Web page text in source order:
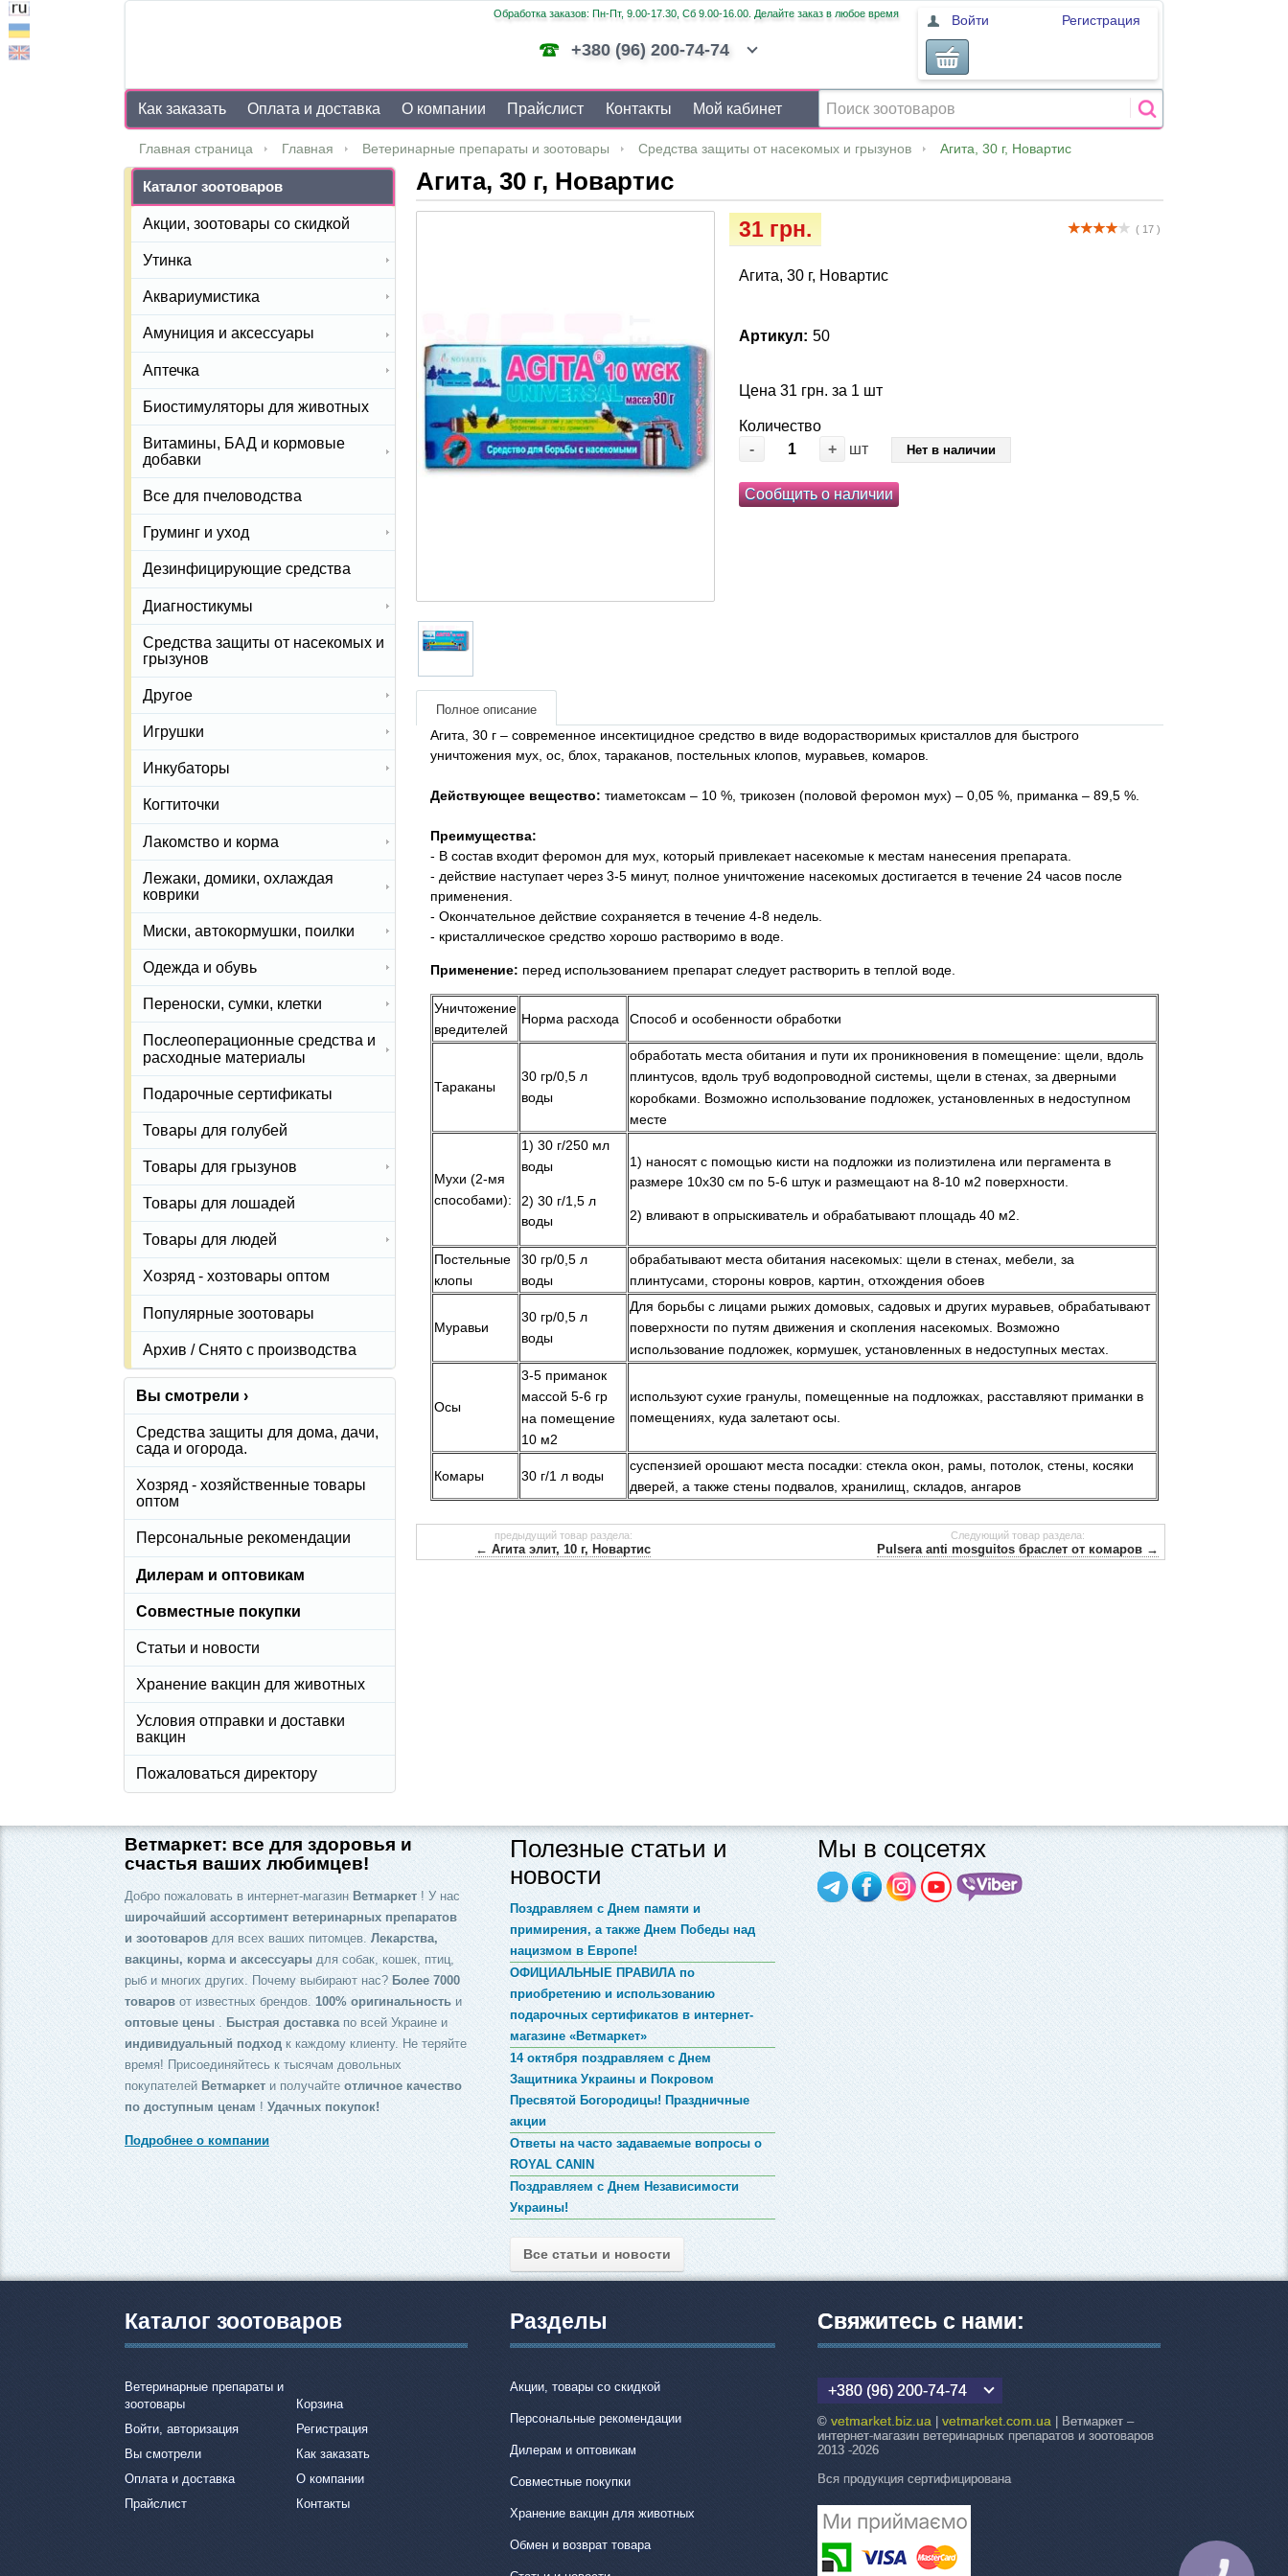
Обработка заказов: Пн-Пт, 9.00-17.30, Сб 9.00-16.00. Делайте заказ в любое время
+380 (96) 200-74-74
Войти Регистрация
Как заказать Оплата и доставка О компании Прайслист Контакты Мой кабинет
Главная страница Главная Ветеринарные препараты и зоотовары Средства защиты от насекомых и грызунов Агита, 30 г, Новартис
Агита, 30 г, Новартис
( 17 )
31 грн.
Агита, 30 г, Новартис
Артикул: 50
Цена 31 грн. за 1 шт
Количество
-
+ шт Нет в наличии
Сообщить о наличии
Полное описание
Агита, 30 г – современное инсектицидное средство в виде водорастворимых кристаллов для быстрого
уничтожения мух, ос, блох, тараканов, постельных клопов, муравьев, комаров.
Действующее вещество: тиаметоксам – 10 %, трикозен (половой феромон мух) – 0,05 %, приманка – 89,5 %.
Преимущества:
- В состав входит феромон для мух, который привлекает насекомые к местам нанесения препарата.
- действие наступает через 3-5 минут, полное уничтожение насекомых достигается в течение 24 часов после
применения.
- Окончательное действие сохраняется в течение 4-8 недель.
- кристаллическое средство хорошо растворимо в воде.
Применение: перед использованием препарат следует растворить в теплой воде.
Уничтожение
вредителей
Норма расхода Способ и особенности обработки
Тараканы
30 гр/0,5 л
воды
обработать места обитания и пути их проникновения в помещение: щели, вдоль
плинтусов, вдоль труб водопроводной системы, щели в стенах, за дверными
коробками. Возможно использование подложек, установленных в недоступном
месте
Мухи (2-мя
способами):
1) 30 г/250 мл
воды
2) 30 г/1,5 л
воды
1) наносят с помощью кисти на подложки из полиэтилена или пергамента в
размере 10х30 см по 5-6 штук и размещают на 8-10 м2 поверхности.
2) вливают в опрыскиватель и обрабатывают площадь 40 м2.
Постельные
клопы
30 гр/0,5 л
воды
обрабатывают места обитания насекомых: щели в стенах, мебели, за
плинтусами, стороны ковров, картин, отхождения обоев
Муравьи
30 гр/0,5 л
воды
Для борьбы с лицами рыжих домовых, садовых и других муравьев, обрабатывают
поверхности по путям движения и скопления насекомых. Возможно
использование подложек, кормушек, установленных в недоступных местах.
Осы
3-5 приманок
массой 5-6 гр
на помещение
10 м2
используют сухие гранулы, помещенные на подложках, расставляют приманки в
помещениях, куда залетают осы.
Комары 30 г/1 л воды
суспензией орошают места посадки: стекла окон, рамы, потолок, стены, косяки
дверей, а также стены подвалов, хранилищ, складов, ангаров
предыдущий товар раздела:
← Агита элит, 10 г, Новартис
Следующий товар раздела:
Pulsera anti mosguitos браслет от комаров →
Каталог зоотоваров
Акции, зоотовары со скидкой
Утинка
Аквариумистика
Амуниция и аксессуары
Аптечка
Биостимуляторы для животных
Витамины, БАД и кормовые
добавки
Все для пчеловодства
Груминг и уход
Дезинфицирующие средства
Диагностикумы
Средства защиты от насекомых и
грызунов
Другое
Игрушки
Инкубаторы
Когтиточки
Лакомство и корма
Лежаки, домики, охлаждая
коврики
Миски, автокормушки, поилки
Одежда и обувь
Переноски, сумки, клетки
Послеоперационные средства и
расходные материалы
Подарочные сертификаты
Товары для голубей
Товары для грызунов
Товары для лошадей
Товары для людей
Хозряд - хозтовары оптом
Популярные зоотовары
Архив / Снято с производства
Вы смотрели ›
Средства защиты для дома, дачи,
сада и огорода.
Хозряд - хозяйственные товары
оптом
Персональные рекомендации
Дилерам и оптовикам
Совместные покупки
Статьи и новости
Хранение вакцин для животных
Условия отправки и доставки
вакцин
Пожаловаться директору
Ветмаркет: все для здоровья и
счастья ваших любимцев!
Добро пожаловать в интернет-магазин Ветмаркет ! У нас
широчайший ассортимент ветеринарных препаратов
и зоотоваров для всех ваших питомцев. Лекарства,
вакцины, корма и аксессуары для собак, кошек, птиц,
рыб и многих других. Почему выбирают нас? Более 7000
товаров от известных брендов. 100% оригинальность и
оптовые цены
Быстрая доставка по всей Украине и
индивидуальный подход к каждому клиенту. Не теряйте
время! Присоединяйтесь к тысячам довольных
покупателей Ветмаркет и получайте отличное качество
по доступным ценам ! Удачных покупок!
Подробнее о компании
Полезные статьи и
новости
Поздравляем с Днем памяти и
примирения, а также Днем Победы над
нацизмом в Европе!
ОФИЦИАЛЬНЫЕ ПРАВИЛА по
приобретению и использованию
подарочных сертификатов в интернет-
магазине «Ветмаркет»
14 октября поздравляем с Днем
Защитника Украины и Покровом
Пресвятой Богородицы! Праздничные
акции
Ответы на часто задаваемые вопросы о
ROYAL CANIN
Поздравляем с Днем Независимости
Украины!
Все статьи и новости
Мы в соцсетях
Каталог зоотоваров
Ветеринарные препараты и
зоотовары
Корзина
Войти, авторизация
Регистрация
Вы смотрели
Как заказать
Оплата и доставка
О компании
Прайслист
Контакты
Разделы
Акции, товары со скидкой
Персональные рекомендации
Дилерам и оптовикам
Совместные покупки
Хранение вакцин для животных
Обмен и возврат товара
Свяжитесь с нами:
+380 (96) 200-74-74
©vetmarket.biz.ua |vetmarket.com.ua | Ветмаркет –
интернет-магазин ветеринарных препаратов и зоотоваров
2013 -2026
Вся продукция сертифицирована